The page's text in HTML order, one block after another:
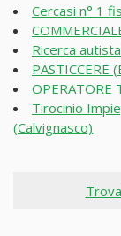
Cercasi n° 1
Ricerca
PASTICCERE
OPERATORE
Tirocinio
(Calvignasco)